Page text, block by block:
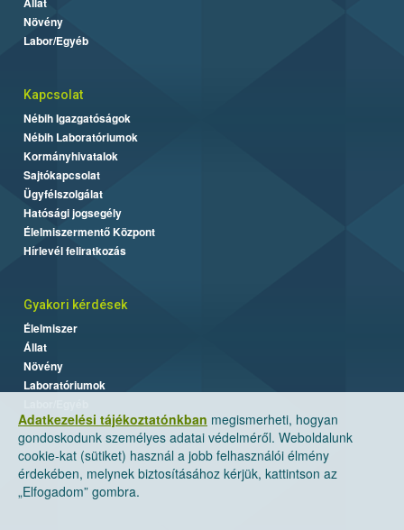
Adatkezelési tájékoztatónkban megismerheti, hogyan
gondoskodunk személyes adatai védelméről. Weboldalunk
cookie-kat (sütiket) használ a jobb felhasználói élmény
érdekében, melynek biztosításához kérjük, kattintson az
„Elfogadom” gombra.
Növény
Labor/Egyéb
Kapcsolat
Nébih Igazgatóságok
Nébih Laboratóriumok
Kormányhivatalok
Sajtókapcsolat
Ügyfélszolgálat
Hatósági jogsegély
Élelmiszermentő Központ
Hírlevél feliratkozás
Gyakori kérdések
Élelmiszer
Állat
Növény
Laboratóriumok